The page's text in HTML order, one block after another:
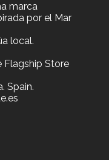
marca
por el Mar
local.
Flagship Store
Spain.